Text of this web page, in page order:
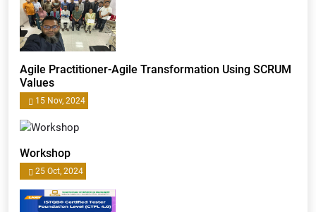
Agile Practitioner-Agile Transformation Using SCRUM
Values
15 Nov, 2024
Workshop
25 Oct, 2024